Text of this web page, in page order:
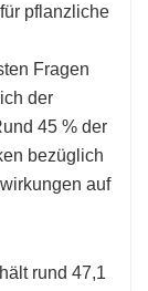
pflanzliche
Fragen
der
45 % der
bezüglich
auf
rund 47,1